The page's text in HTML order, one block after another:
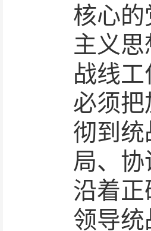
核心
主义
战线
必须
彻到
局、
沿着
领导